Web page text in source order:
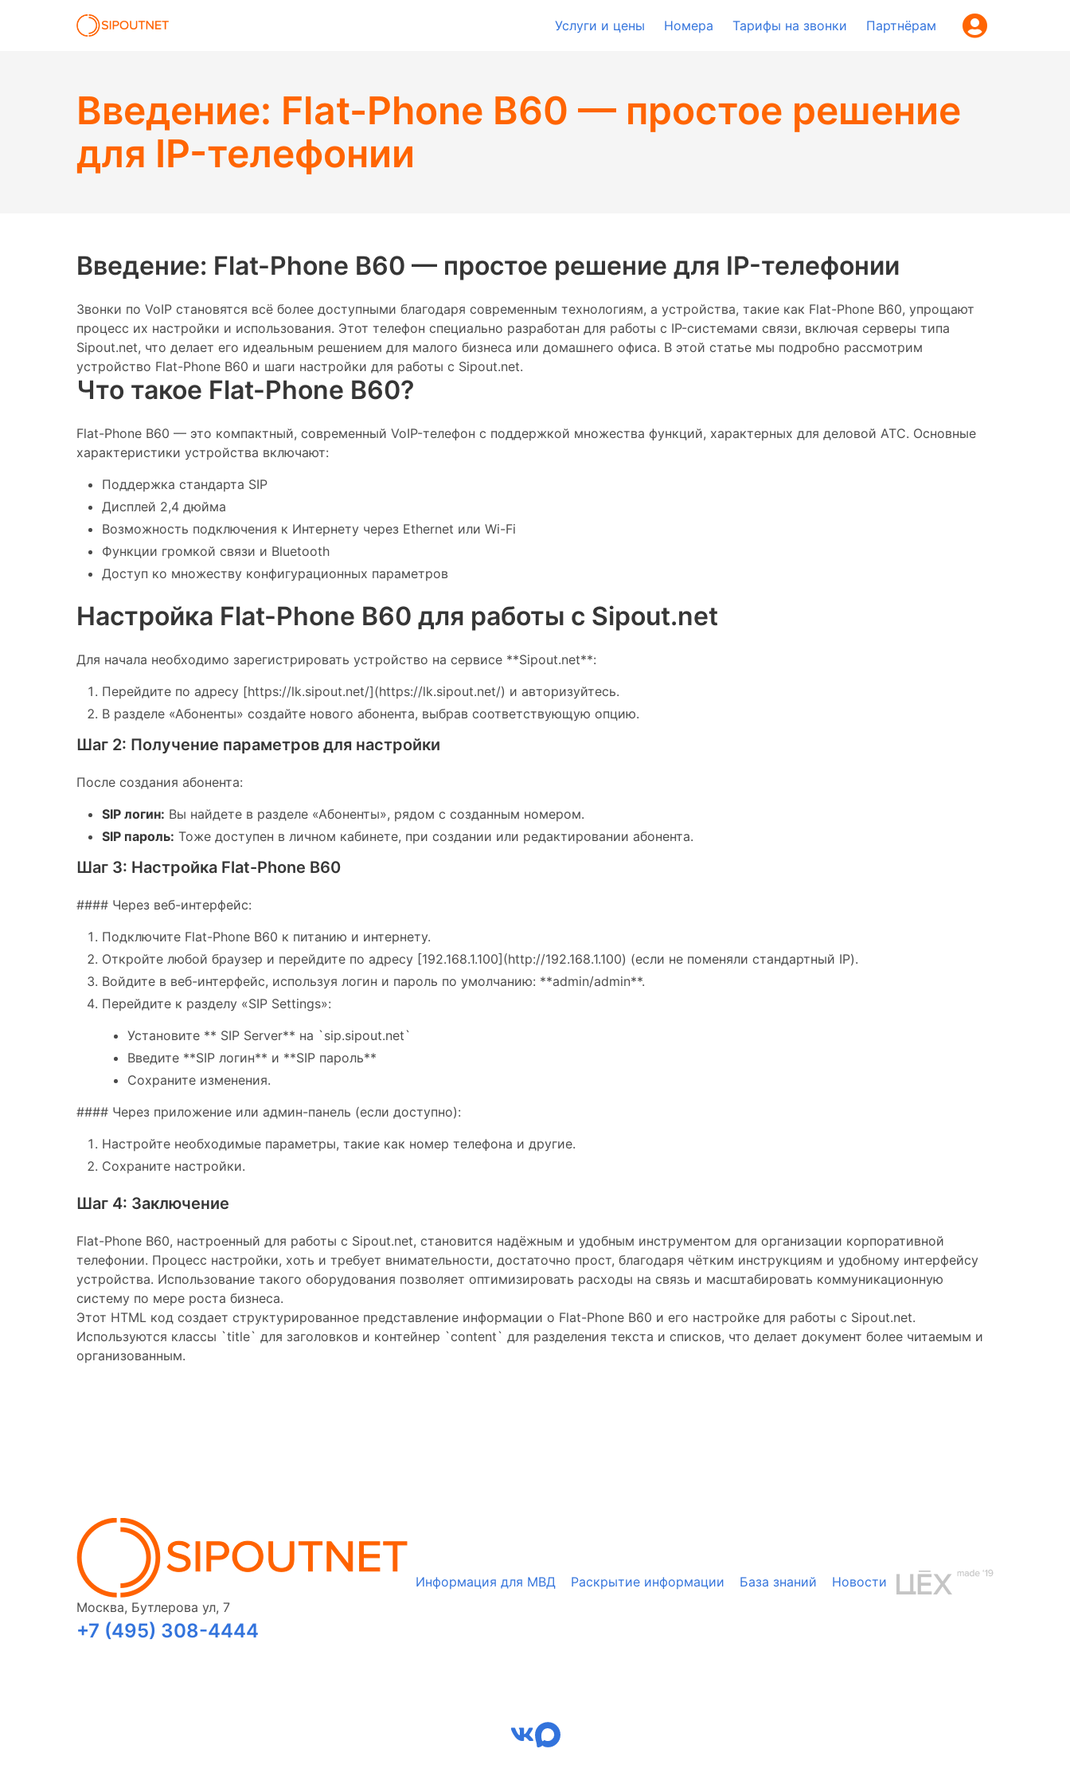
Услуги и цены Номера Тарифы на звонки Партнёрам
Введение: Flat-Phone B60 — простое решение
для IP-телефонии
Введение: Flat-Phone B60 — простое решение для IP-телефонии
Звонки по VoIP становятся всё более доступными благодаря современным технологиям, а устройства, такие как Flat-Phone B60, упрощают
процесс их настройки и использования. Этот телефон специально разработан для работы с IP-системами связи, включая серверы типа
Sipout.net, что делает его идеальным решением для малого бизнеса или домашнего офиса. В этой статье мы подробно рассмотрим
устройство Flat-Phone B60 и шаги настройки для работы с Sipout.net.
Что такое Flat-Phone B60?
Flat-Phone B60 — это компактный, современный VoIP-телефон с поддержкой множества функций, характерных для деловой АТС. Основные
характеристики устройства включают:
Поддержка стандарта SIP
Дисплей 2,4 дюйма
Возможность подключения к Интернету через Ethernet или Wi-Fi
Функции громкой связи и Bluetooth
Доступ ко множеству конфигурационных параметров
Настройка Flat-Phone B60 для работы с Sipout.net
Для начала необходимо зарегистрировать устройство на сервисе **Sipout.net**:
Перейдите по адресу [https://lk.sipout.net/](https://lk.sipout.net/) и авторизуйтесь.
В разделе «Абоненты» создайте нового абонента, выбрав соответствующую опцию.
Шаг 2: Получение параметров для настройки
После создания абонента:
SIP логин: Вы найдете в разделе «Абоненты», рядом с созданным номером.
SIP пароль: Тоже доступен в личном кабинете, при создании или редактировании абонента.
Шаг 3: Настройка Flat-Phone B60
#### Через веб-интерфейс:
Подключите Flat-Phone B60 к питанию и интернету.
Откройте любой браузер и перейдите по адресу [192.168.1.100](http://192.168.1.100) (если не поменяли стандартный IP).
Войдите в веб-интерфейс, используя логин и пароль по умолчанию: **admin/admin**.
Перейдите к разделу «SIP Settings»:
Установите ** SIP Server** на `sip.sipout.net`
Введите **SIP логин** и **SIP пароль**
Сохраните изменения.
#### Через приложение или админ-панель (если доступно):
Настройте необходимые параметры, такие как номер телефона и другие.
Сохраните настройки.
Шаг 4: Заключение
Flat-Phone B60, настроенный для работы с Sipout.net, становится надёжным и удобным инструментом для организации корпоративной
телефонии. Процесс настройки, хоть и требует внимательности, достаточно прост, благодаря чётким инструкциям и удобному интерфейсу
устройства. Использование такого оборудования позволяет оптимизировать расходы на связь и масштабировать коммуникационную
систему по мере роста бизнеса.
Этот HTML код создает структурированное представление информации о Flat-Phone B60 и его настройке для работы с Sipout.net.
Используются классы `title` для заголовков и контейнер `content` для разделения текста и списков, что делает документ более читаемым и
организованным.
Москва, Бутлерова ул, 7
+7 (495) 308-4444
Информация для МВД Раскрытие информации База знаний Новости